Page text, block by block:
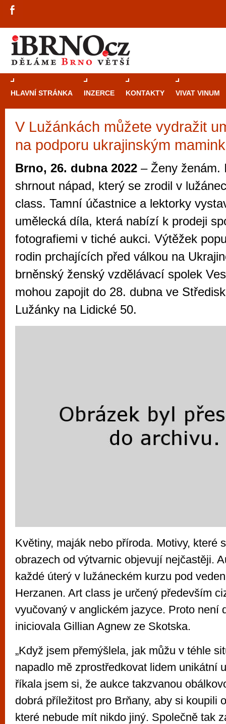
HLAVNÍ STRÁNKA INZERCE KONTAKTY VIVAT VINUM
V Lužánkách můžete vydražit
na podporu ukrajinským
Brno, 26. dubna 2022 – Ženy ženám.
shrnout nápad, který se zrodil v
class. Tamní účastnice a lektorky
umělecká díla, která nabízí k prodeji
fotografiemi v tiché aukci. Výtěžek
rodin prchajících před válkou na
brněnský ženský vzdělávací spolek
mohou zapojit do 28. dubna ve
Lužánky na Lidické 50.
Květiny, maják nebo příroda. Motivy, které
obrazech od výtvarnic objevují nejčastěji.
každé úterý v lužáneckém kurzu pod
Herzanen. Art class je určený především
vyučovaný v anglickém jazyce. Proto není
iniciovala Gillian Agnew ze Skotska.
„Když jsem přemýšlela, jak můžu v téhle
napadlo mě zprostředkovat lidem unikátní
říkala jsem si, že aukce takzvanou
dobrá příležitost pro Brňany, aby si koupili
které nebude mít nikdo jiný. Společně tak
Průvodce
Brně: Od
automaty
Brno je
zajímavé
restaurace,
Mimo jiné je ale také místem, kde si
vyzkoušet různé kasinové hry. V
metropoli naleznete širokou nabídku her
po moderní automaty jak pro pravidelné
příležitostné hráče. V...